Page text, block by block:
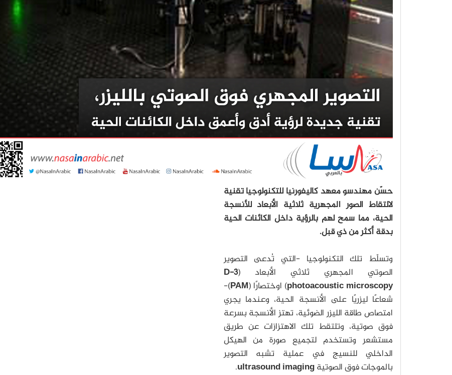
حسّن مهندسو معهد كاليفورنيا للتكنولوجيا تقنية
لالتقاط الصور المجهرية ثلاثية الأبعاد للأنسجة
الحية، مما سمح لهم بالرؤية داخل الكائنات الحية
بدقة أكثر من ذي قبل.
وتسلّط تلك التكنولوجيا -التي تُدعى التصوير
الصوتي المجهري ثلاثي الأبعاد ( 3-D
photoacoustic microscopy) اوختصارًا (PAM
)-
شعاعًا ليزريًا على الأنسجة الحية، وعندما يجري
امتصاص طاقة الليزر الضوئية، تهتز الأنسجة بسرعة
فوق صوتية، وتلتقط تلك الاهتزازات عن طريق
مستشعر وتستخدم لتجميع صورة من الهيكل
الداخلي للنسيج في عملية تشبه التصوير
بالموجات فوق الصوتيةultrasound imaging
.